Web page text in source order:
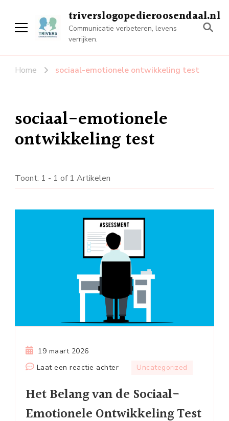
triverslogopedieroosendaal.nl
Communicatie verbeteren, levens
verrijken.
Home sociaal-emotionele ontwikkeling test
sociaal-emotionele
ontwikkeling test
Toont: 1 - 1 of 1 Artikelen
19 maart 2026
Laat een reactie achterop
Belang
van
Uncategorized
Het Belang van de Sociaal-
Emotionele Ontwikkeling Test